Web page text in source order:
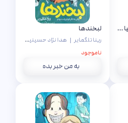
مجموعه پسری که دور دنیا را رکاب زد (سه جلدی) لبخندها
رینا تلگمایر | هدا نژاد حسینیان
ناموجود
به من خبر بده